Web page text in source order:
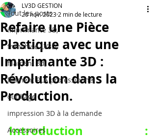
Tout les posts
imprimante 3D,
franchise LV3D,
filament 3d,
filament PLA professionnel
outillage
impression 3D à la demande
Accessoires
Refaire une Pièce
Plastique avec une
Imprimante 3D :
Révolution dans la
Production.
LV3D GESTION
20 nov. 2023 2 min de lecture
Introduction :